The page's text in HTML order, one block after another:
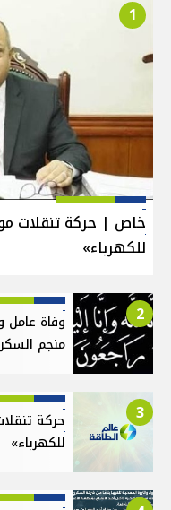
1
خاص | حركة تنقلات
للكهرباء»
2
منجم
3
حركة
للكهرباء»